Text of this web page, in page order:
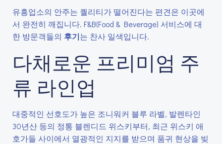
유흥업소의 안주는 퀄리티가 떨어진다는 편견은 이곳에
서 완전히 깨집니다. F&B(Food & Beverage) 서비스에 대
한 방문객들의 후기는 찬사 일색입니다.
다채로운 프리미엄 주
류 라인업
대중적인 선호도가 높은 조니워커 블루 라벨, 발렌타인
30년산 등의 정통 블렌디드 위스키부터, 최근 위스키 애
호가들 사이에서 열광적인 지지를 받으며 품귀 현상을 빚